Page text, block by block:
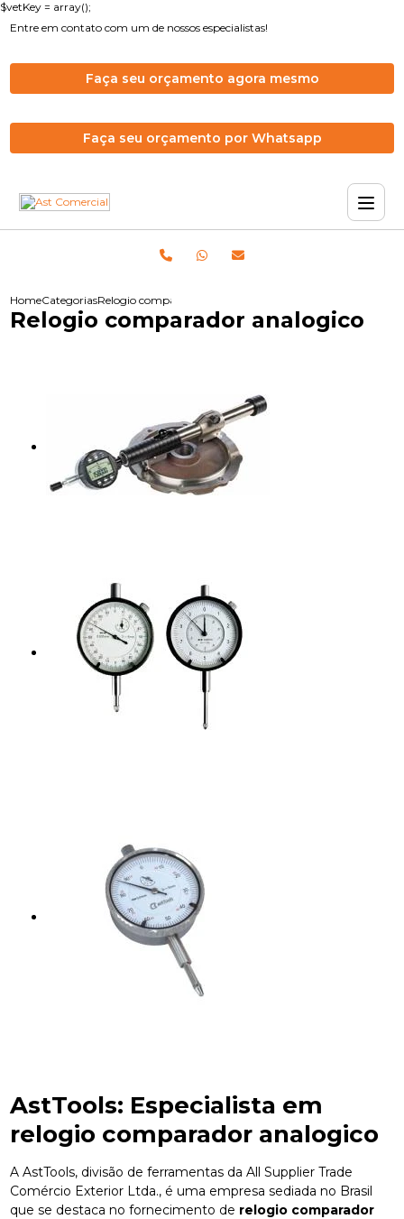
$vetKey = array();
Entre em contato com um de nossos especialistas!
Faça seu orçamento agora mesmo
Faça seu orçamento por Whatsapp
HomeCategoriasRelogio comparador analogico
Relogio comparador analogico
AstTools: Especialista em
relogio comparador analogico
A AstTools, divisão de ferramentas da All Supplier Trade
Comércio Exterior Ltda., é uma empresa sediada no Brasil
que se destaca no fornecimento de relogio comparador